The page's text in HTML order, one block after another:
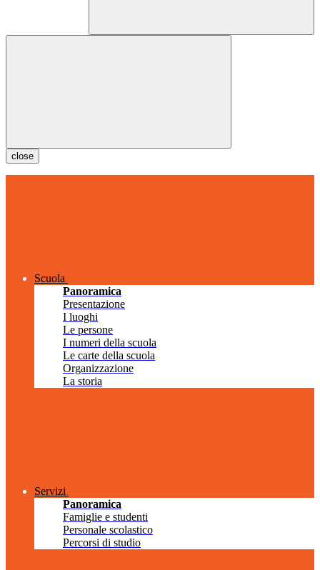
close
Scuola
Panoramica
Presentazione
I luoghi
Le persone
I numeri della scuola
Le carte della scuola
Organizzazione
La storia
Servizi
Panoramica
Famiglie e studenti
Personale scolastico
Percorsi di studio